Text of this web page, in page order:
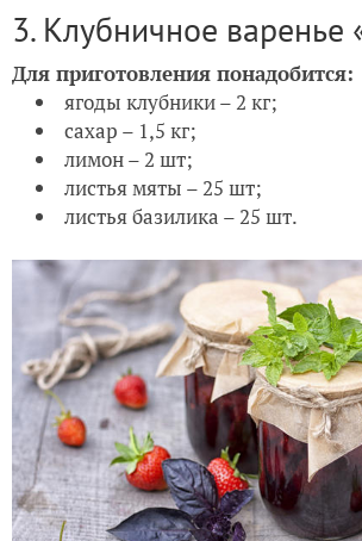
3. Клубничное варенье
Для приготовления понадобится:
ягоды клубники – 2 кг;
сахар – 1,5 кг;
лимон – 2 шт;
листья мяты – 25 шт;
листья базилика – 25 шт.